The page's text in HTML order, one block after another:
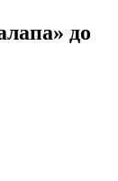
до